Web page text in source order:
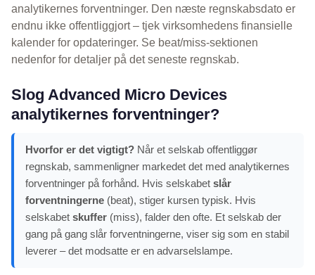
analytikernes forventninger. Den næste regnskabsdato er
endnu ikke offentliggjort – tjek virksomhedens finansielle
kalender for opdateringer. Se beat/miss-sektionen
nedenfor for detaljer på det seneste regnskab.
Slog Advanced Micro Devices
analytikernes forventninger?
Hvorfor er det vigtigt? Når et selskab offentliggør
regnskab, sammenligner markedet det med analytikernes
forventninger på forhånd. Hvis selskabet slår
forventningerne (beat), stiger kursen typisk. Hvis
selskabet skuffer (miss), falder den ofte. Et selskab der
gang på gang slår forventningerne, viser sig som en stabil
leverer – det modsatte er en advarselslampe.